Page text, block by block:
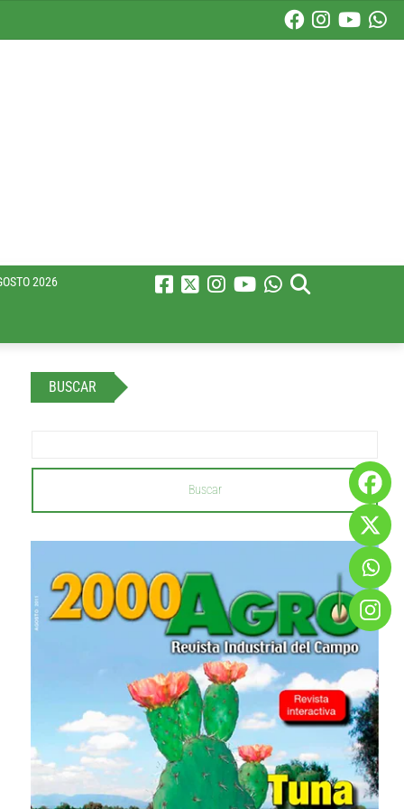
2026
BUSCAR
Buscar